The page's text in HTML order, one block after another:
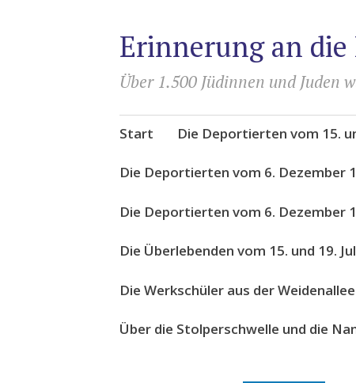
Erinnerung an
Über 1.500 Jüdinnen und Juden
Zum
springen
Start Die Deportierten vom 15.
Die Deportierten vom 6. Dezember
Die Deportierten vom 6. Dezember
Die Überlebenden vom 15. und 19.
Die Werkschüler aus der
Über die Stolperschwelle und die